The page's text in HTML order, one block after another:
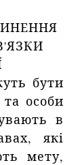
бути
особи
в
які
мету,